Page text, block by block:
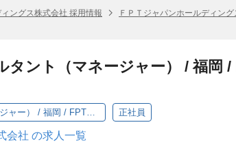
ングス株式会社 採用情報 ＦＰＴジャパンホールディン
タント（マネージャー） / 福岡
BX-KSX /＜福岡＞コンサルタント（マネージャー） / 福岡 / FPTコンサルティングジャパン 正社員
会社 の求人一覧